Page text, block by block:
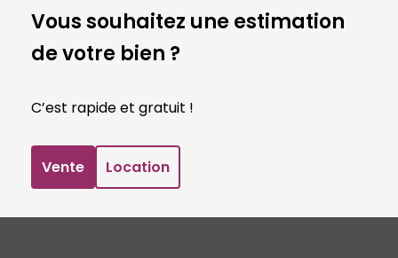
Vous souhaitez une estimation
de votre bien ?
C’est rapide et gratuit !
Vente Location